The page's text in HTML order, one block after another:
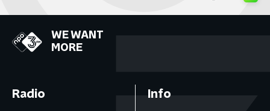
WE WANT
MORE
Radio Info